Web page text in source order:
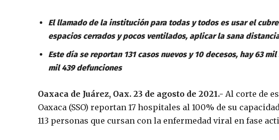
El llamado de la institución para todas y todos es usar el
espacios cerrados y pocos ventilados, aplicar la sana
Este día se reportan 131 casos nuevos y 10 decesos, hay 63
mil 439 defunciones
Oaxaca de Juárez, Oax. 23 de agosto de 2021.- Al corte de
Oaxaca (SSO) reportan 17 hospitales al 100% de su
113 personas que cursan con la enfermedad viral en fase